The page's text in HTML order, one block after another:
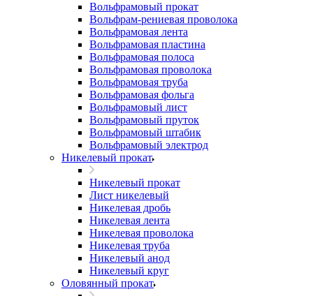
Вольфрамовый прокат
Вольфрам-рениевая проволока
Вольфрамовая лента
Вольфрамовая пластина
Вольфрамовая полоса
Вольфрамовая проволока
Вольфрамовая труба
Вольфрамовая фольга
Вольфрамовый лист
Вольфрамовый пруток
Вольфрамовый штабик
Вольфрамовый электрод
Никелевый прокат
Никелевый прокат
Лист никелевый
Никелевая дробь
Никелевая лента
Никелевая проволока
Никелевая труба
Никелевый анод
Никелевый круг
Оловянный прокат